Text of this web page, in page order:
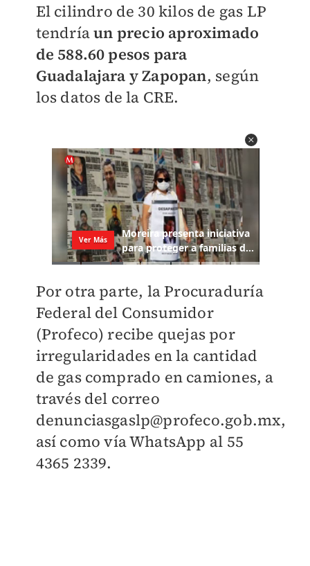
El cilindro de 30 kilos de gas LP
tendríaun precio aproximado
de 588.60 pesos para
Guadalajara y Zapopan, según
los datos de la CRE.
Por otra parte, la Procuraduría
Federal del Consumidor
(Profeco) recibe quejas por
irregularidades en la cantidad
de gas comprado en camiones, a
través del correo
denunciasgaslp@profeco.gob.mx,
así como vía WhatsApp al 55
4365 2339.